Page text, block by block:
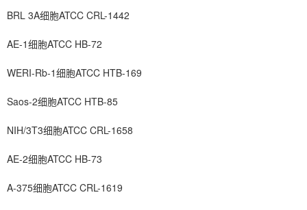
BRL 3A细胞ATCC CRL-1442
AE-1细胞ATCC HB-72
WERI-Rb-1细胞ATCC HTB-169
Saos-2细胞ATCC HTB-85
NIH/3T3细胞ATCC CRL-1658
AE-2细胞ATCC HB-73
A-375细胞ATCC CRL-1619